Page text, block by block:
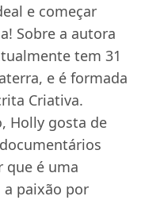
e começar
Sobre a autora
tem 31
e é formada
Criativa.
Holly gosta de
que é uma
a paixão por